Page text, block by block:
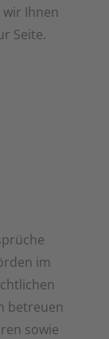
Ihnen
Seite.
im
betreuen
sowie